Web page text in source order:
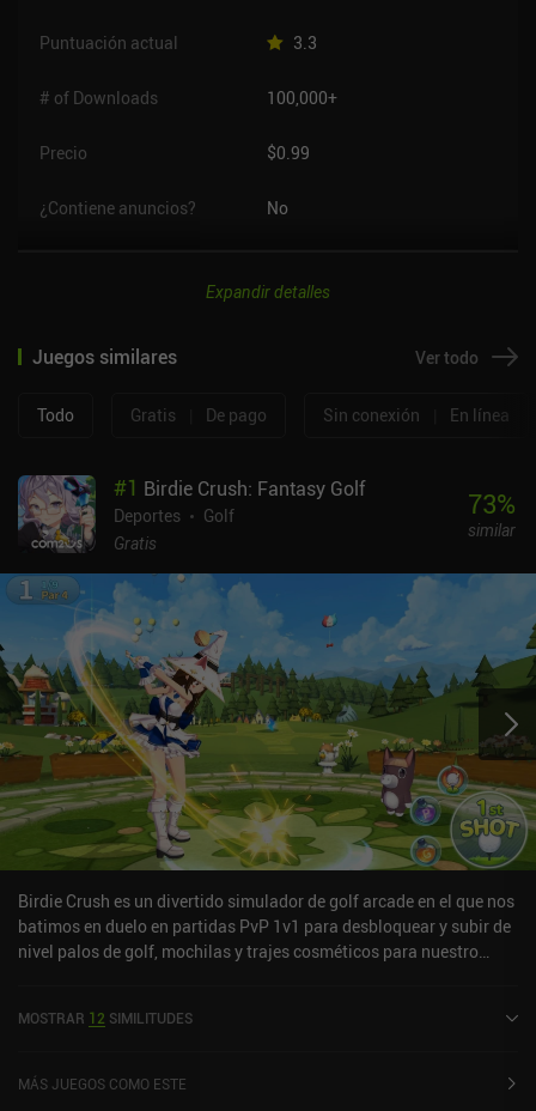
Puntuación actual 3.3
# of Downloads 100,000+
Precio $0.99
¿Contiene anuncios? No
Expandir detalles
Juegos similares Ver todo
Todo Gratis De pago Sin conexión En línea
#1 Birdie Crush: Fantasy Golf
Deportes
Golf
Gratis
73%
similar
Birdie Crush es un divertido simulador de golf arcade en el que nos
batimos en duelo en partidas PvP 1v1 para desbloquear y subir de
nivel palos de golf, mochilas y trajes cosméticos para nuestro
desafiantes modos PvP. Los sencillos controles de golpeo
influyen en la ejecución de los golpes, los partidos también tienen
MOSTRAR 12 SIMILITUDES
MÁS JUEGOS COMO ESTE